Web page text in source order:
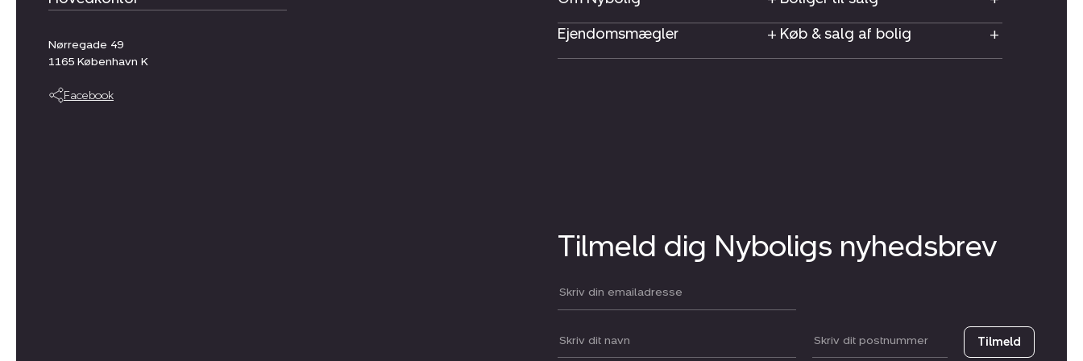
Nørregade 49
1165 København K
Facebook
Ejendomsmægler
Køb & salg af bolig
Tilmeld dig Nyboligs nyhedsbrev
Din email:
Dit navn: Postnummer Tilmeld